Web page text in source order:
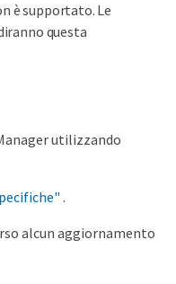
è supportato. Le
questa
utilizzando
.
alcun aggiornamento